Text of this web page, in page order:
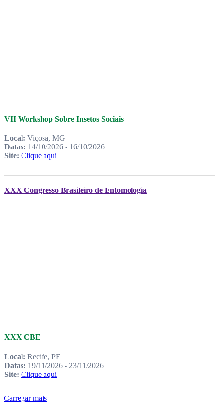
VII Workshop Sobre Insetos Sociais
Local: Viçosa, MG
Datas: 14/10/2026 - 16/10/2026
Site: Clique aqui
XXX Congresso Brasileiro de Entomologia
XXX CBE
Local: Recife, PE
Datas: 19/11/2026 - 23/11/2026
Site: Clique aqui
Carregar mais